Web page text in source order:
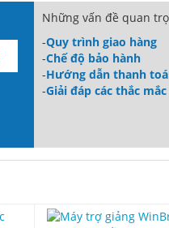
Những vấn đề quan
-Quy trình giao hàng
-Chế độ bảo hành
-Hướng dẫn thanh
-Giải đáp các thắc